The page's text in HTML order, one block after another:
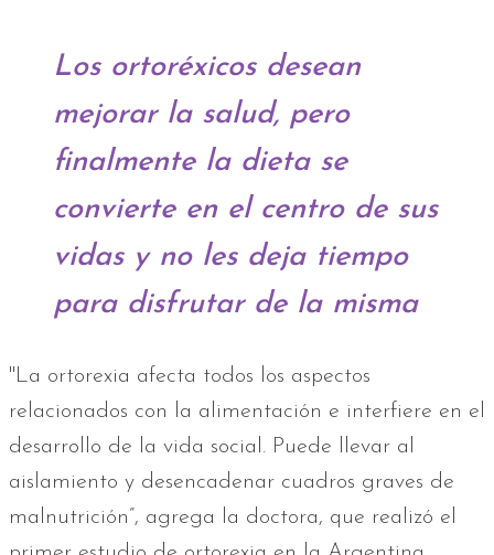
Los ortoréxicos desean
mejorar la salud, pero
finalmente la dieta se
convierte en el centro de sus
vidas y no les deja tiempo
para disfrutar de la misma
"La ortorexia afecta todos los aspectos
relacionados con la alimentación e interfiere en el
desarrollo de la vida social. Puede llevar al
aislamiento y desencadenar cuadros graves de
malnutrición”, agrega la doctora, que realizó el